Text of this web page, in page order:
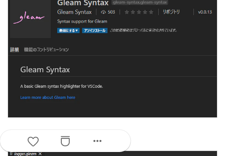
コードのハイライト状態 more_horiz